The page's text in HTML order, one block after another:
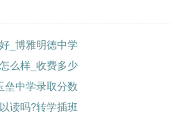
_博雅明德中学
么样_收费多少
垒中学录取分数
读吗?转学插班